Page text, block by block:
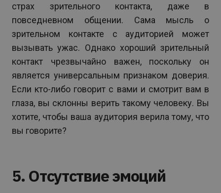
страх зрительного контакта, даже в
повседневном общении. Сама мысль о
зрительном контакте с аудиторией может
вызывать ужас. Однако хороший зрительный
контакт чрезвычайно важен, поскольку он
является универсальным признаком доверия.
Если кто-либо говорит с вами и смотрит вам в
глаза, вы склонны верить такому человеку. Вы
хотите, чтобы ваша аудитория верила тому, что
вы говорите?
5. Отсутствие эмоций